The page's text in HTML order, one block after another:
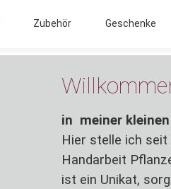
Zubehör Geschenke
in meiner
Hier stelle ich seit
Handarbeit
ist ein Unikat,